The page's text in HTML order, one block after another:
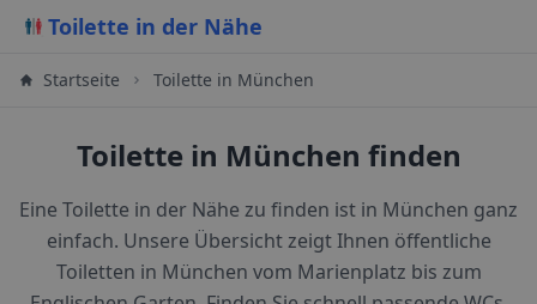
Toilette in der Nähe
Startseite Toilette in München
Toilette in München finden
Eine Toilette in der Nähe zu finden ist in München ganz
einfach. Unsere Übersicht zeigt Ihnen öffentliche
Toiletten in München vom Marienplatz bis zum